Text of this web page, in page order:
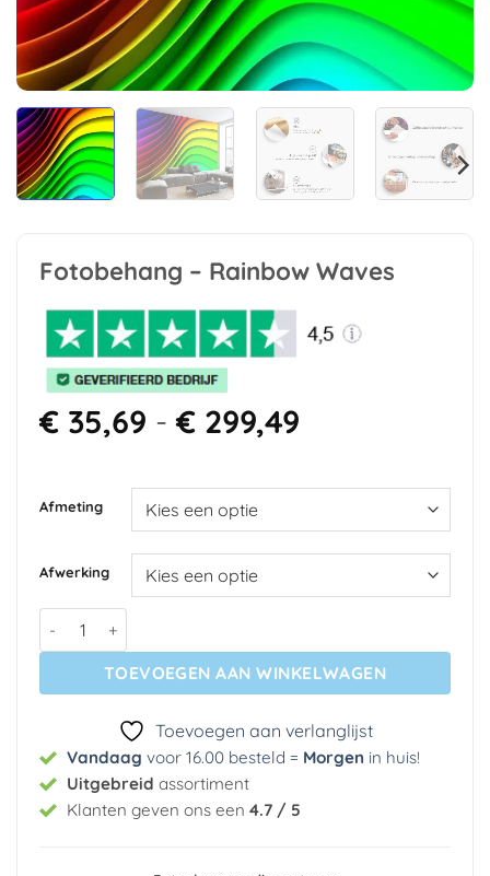
Fotobehang – Rainbow Waves
€35,69 - €299,49Prijsklasse:
tot
Afmeting
Afwerking
Fotobehang - Rainbow Waves aantal
TOEVOEGEN AAN WINKELWAGEN
Toevoegen aan verlanglijst
Vandaag voor 16.00 besteld = Morgen in huis!
Uitgebreid assortiment
Klanten geven ons een 4.7 / 5